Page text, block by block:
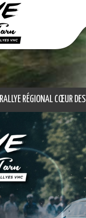
RALLYE RÉGIONAL CŒUR